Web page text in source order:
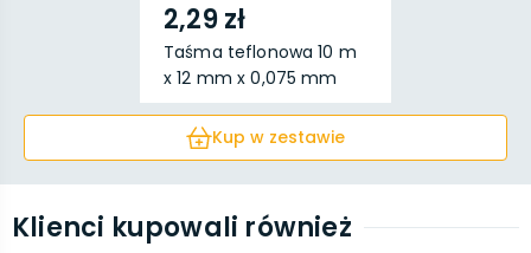
2,29 zł
Taśma teflonowa 10 m
x 12 mm x 0,075 mm
Kup w zestawie
Klienci kupowali również